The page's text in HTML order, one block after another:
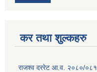
कर तथा शुल्कहरु
राजश्व दररेट आ.व. २०८०/०८१